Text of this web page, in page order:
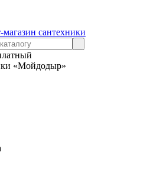
сантехники
«Мойдодыр»